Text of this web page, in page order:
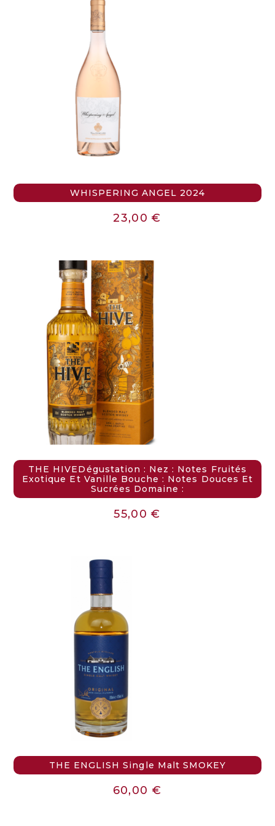
WHISPERING ANGEL 2024
23,00€
THE HIVEDégustation : Nez : Notes Fruités
Exotique Et Vanille Bouche : Notes Douces Et
Sucrées Domaine :
55,00€
THE ENGLISH Single Malt SMOKEY
60,00 €